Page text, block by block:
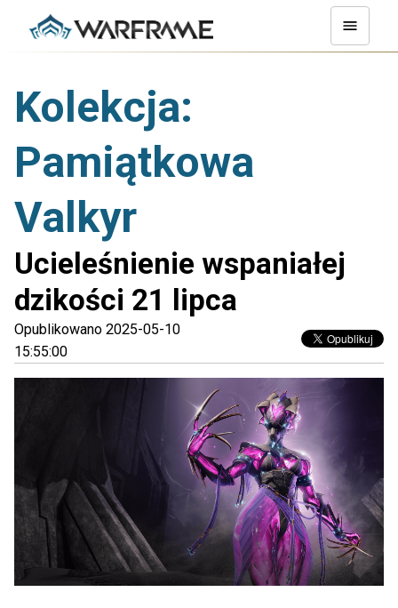
Kolekcja:
Pamiątkowa
Valkyr
Ucieleśnienie wspaniałej
dzikości 21 lipca
Opublikowano 2025-05-10
15:55:00